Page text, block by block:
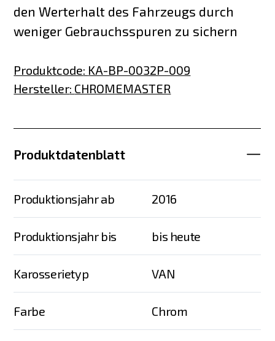
den Werterhalt des Fahrzeugs durch
weniger Gebrauchsspuren zu sichern
Produktcode: KA-BP-0032P-009
Hersteller: CHROMEMASTER
Produktdatenblatt
Produktionsjahr ab 2016
Produktionsjahr bis bis heute
Karosserietyp VAN
Farbe Chrom